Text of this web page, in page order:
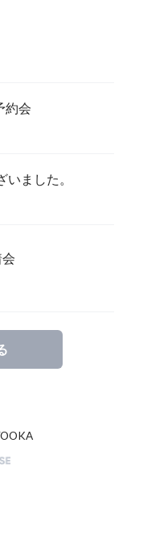
約会
いました。